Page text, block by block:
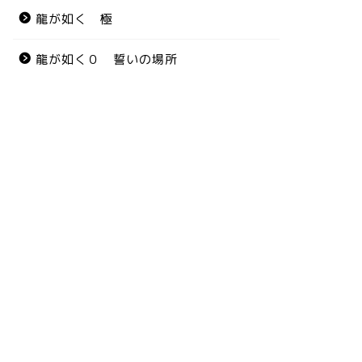
龍が如く 極
龍が如く０ 誓いの場所